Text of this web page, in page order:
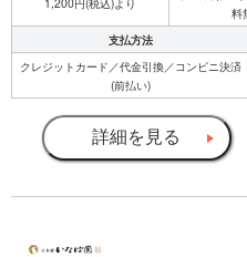
料
支払方法
クレジットカード／代金引換／コンビニ決済
(前払い)
詳細を見る